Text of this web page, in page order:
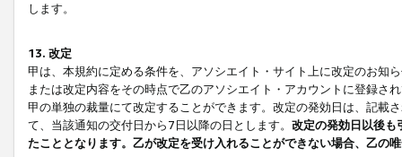
します。
13. 改定
甲は、本規約に定める条件を、アソシエイト・サイト上に改定のお知
または改定内容をその時点で乙のアソシエイト・アカウントに登録さ
甲の単独の裁量にて改定することができます。改定の発効日は、記載
て、当該通知の交付日から7日以降の日とします。 改定の発効日以後も
たこととなります。乙が改定を受け入れることができない場合、乙の